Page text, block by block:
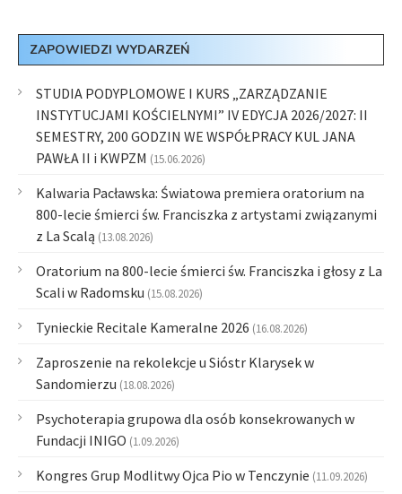
ZAPOWIEDZI WYDARZEŃ
STUDIA PODYPLOMOWE I KURS „ZARZĄDZANIE
INSTYTUCJAMI KOŚCIELNYMI” IV EDYCJA 2026/2027: II
SEMESTRY, 200 GODZIN WE WSPÓŁPRACY KUL JANA
PAWŁA II i KWPZM (15.06.2026)
Kalwaria Pacławska: Światowa premiera oratorium na
800-lecie śmierci św. Franciszka z artystami związanymi
z La Scalą (13.08.2026)
Oratorium na 800-lecie śmierci św. Franciszka i głosy z La
Scali w Radomsku (15.08.2026)
Tynieckie Recitale Kameralne 2026 (16.08.2026)
Zaproszenie na rekolekcje u Sióstr Klarysek w
Sandomierzu (18.08.2026)
Psychoterapia grupowa dla osób konsekrowanych w
Fundacji INIGO (1.09.2026)
Kongres Grup Modlitwy Ojca Pio w Tenczynie (11.09.2026)